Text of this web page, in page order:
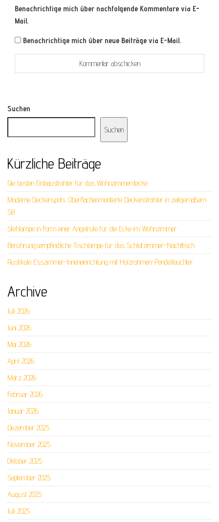
Benachrichtige mich über nachfolgende Kommentare via E-
Mail.
Benachrichtige mich über neue Beiträge via E-Mail.
Suchen
Suchen
Kürzliche Beiträge
Die besten Einbaustrahler für das Wohnzimmerdecke
Moderne Deckenspots: Oberflächenmontierte Deckenstrahler in zeitgemäßem
Stil
Stehlampe in Form einer Angelrute für die Ecke im Wohnzimmer
Berührungsempfindliche Tischlampe für das Schlafzimmer-Nachttisch
Rustikale Esszimmer-Inneneinrichtung mit Holzrahmen-Pendelleuchter
Archive
Juli 2026
Juni 2026
Mai 2026
April 2026
März 2026
Februar 2026
Januar 2026
Dezember 2025
November 2025
Oktober 2025
September 2025
August 2025
Juli 2025